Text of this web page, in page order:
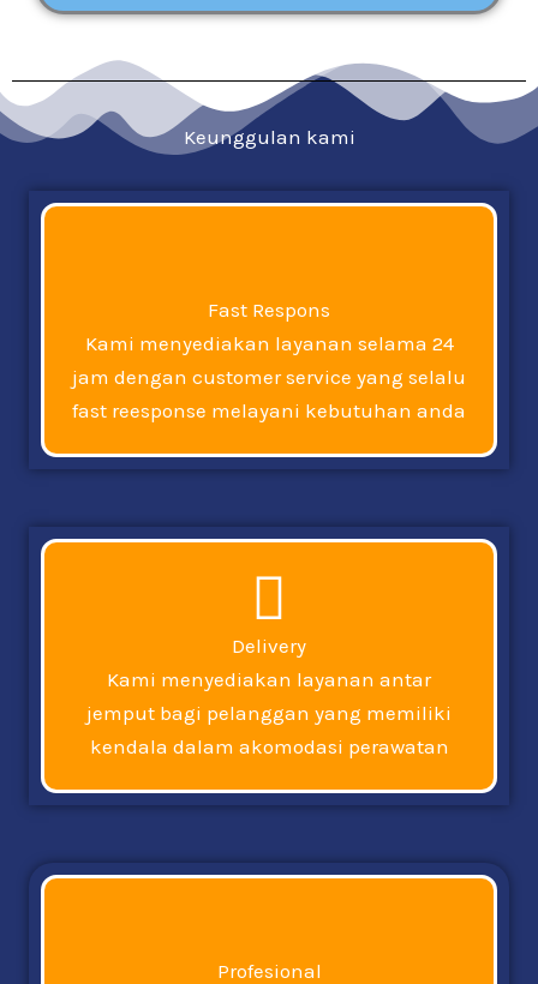
Keunggulan kami
Fast Respons
Kami menyediakan layanan selama 24
jam dengan customer service yang selalu
fast reesponse melayani kebutuhan anda
Delivery
Kami menyediakan layanan antar
jemput bagi pelanggan yang memiliki
kendala dalam akomodasi perawatan
Profesional